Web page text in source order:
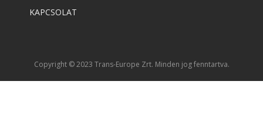
KAPCSOLAT
Copyright © 2023 Trans-Europe Zrt. Minden jog fenntartva.